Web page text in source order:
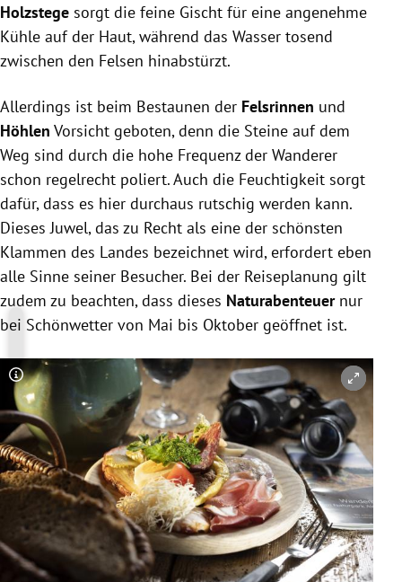
Holzstege sorgt die feine Gischt für eine angenehme
Kühle auf der Haut, während das Wasser tosend
zwischen den Felsen hinabstürzt.
Allerdings ist beim Bestaunen der Felsrinnen und
Höhlen Vorsicht geboten, denn die Steine auf dem
Weg sind durch die hohe Frequenz der Wanderer
schon regelrecht poliert. Auch die Feuchtigkeit sorgt
dafür, dass es hier durchaus rutschig werden kann.
Dieses Juwel, das zu Recht als eine der schönsten
Klammen des Landes bezeichnet wird, erfordert eben
alle Sinne seiner Besucher. Bei der Reiseplanung gilt
zudem zu beachten, dass dieses Naturabenteuernur
bei Schönwetter von Mai bis Oktober geöffnet ist.
Copyright-Hinweis öffnen/schließen